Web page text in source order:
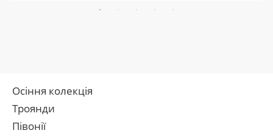
Осіння колекція
Троянди
Півонії